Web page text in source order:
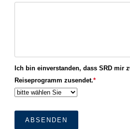
Ich bin einverstanden, dass SRD mir
Reiseprogramm zusendet.*
ABSENDEN